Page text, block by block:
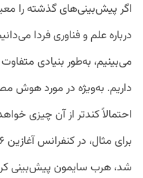
اگر پیش‌بینی‌های گذشته را
درباره علم و فناوری فردا
می‌بینیم، به‌طور بنیادی
داریم. به‌ویژه در مورد هوش
احتمالاً کندتر از آن چیزی
شد، هرب سایمون پیش‌بینی